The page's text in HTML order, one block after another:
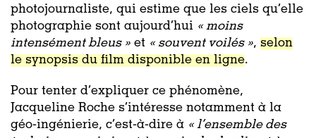
photojournaliste, qui estime que les ciels qu’elle
photographie sont aujourd’hui « moins
intensément bleus » et « souvent voilés », selon
le synopsis du film disponible en ligne.
Pour tenter d’expliquer ce phénomène,
Jacqueline Roche s’intéresse notamment à la
géo-ingénierie, c’est-à-dire à « l’ensemble des